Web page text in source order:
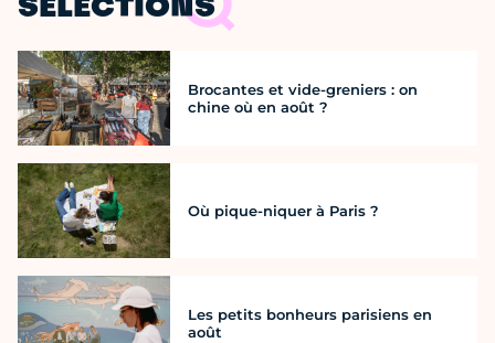
SÉLECTIONS
Brocantes et vide-greniers : on
chine où en août ?
Où pique-niquer à Paris ?
Les petits bonheurs parisiens en
août